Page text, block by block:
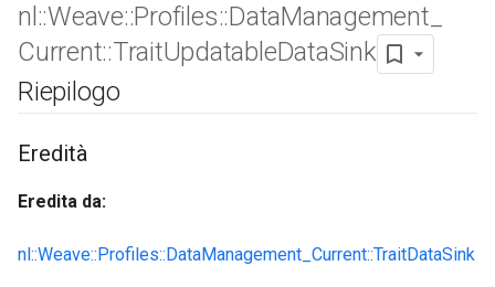
nl ::Weave::Profiles::DataManagement
Current::TraitUpdatableDataSink
Riepilogo
Eredità
Eredita da:
nl::Weave::Profiles::DataManagement_Current::TraitDataSink